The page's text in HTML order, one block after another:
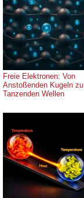
Freie Elektronen: Von
Anstoßenden Kugeln zu
Tanzenden Wellen